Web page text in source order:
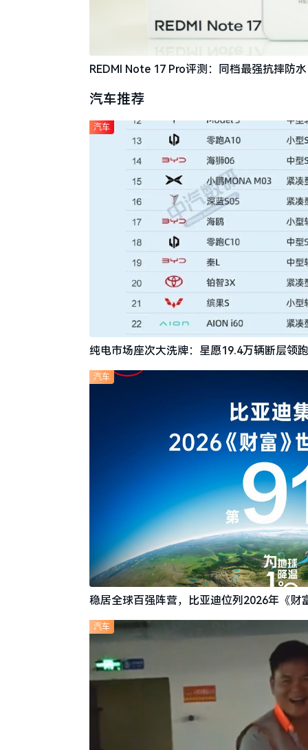
REDMI Note 17 Pro评测：同档最强抗摔防
汽车推荐
纯电市场座次大洗牌：星愿19.4万辆断层领
汽车
稳居全球百强阵营，比亚迪位列2026年《财
汽车
汽车